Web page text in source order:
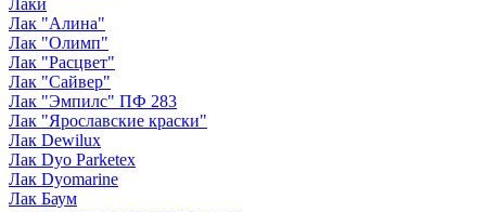
Лаки
Лак "Алина"
Лак "Олимп"
Лак "Расцвет"
Лак "Сайвер"
Лак "Эмпилс" ПФ 283
Лак "Ярославские краски"
Лак Dewilux
Лак Dyo Parketex
Лак Dyomarine
Лак Баум